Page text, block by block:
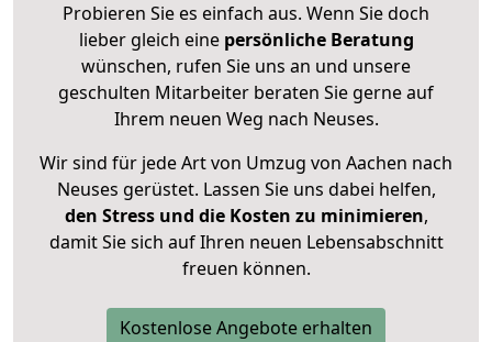
Probieren Sie es einfach aus. Wenn Sie doch
lieber gleich eine persönliche Beratung
wünschen, rufen Sie uns an und unsere
geschulten Mitarbeiter beraten Sie gerne auf
Ihrem neuen Weg nach Neuses.
Wir sind für jede Art von Umzug von Aachen nach
Neuses gerüstet. Lassen Sie uns dabei helfen,
den Stress und die Kosten zu minimieren,
damit Sie sich auf Ihren neuen Lebensabschnitt
freuen können.
Kostenlose Angebote erhalten